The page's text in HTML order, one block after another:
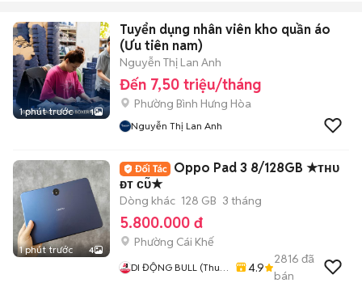
1 phút trước 1
Tuyển dụng nhân viên kho quần áo
(Ưu tiên nam)
Nguyễn Thị Lan Anh
Đến 7,50 triệu/tháng
Phường Bình Hưng Hòa
Nguyễn Thị Lan Anh
1 phút trước 4
Oppo Pad 3 8/128GB ★ᴛʜᴜ
ᴆᴛ ᴄᴜ̃★
Dòng khác 128 GB 3 tháng
5.800.000 đ
Phường Cái Khế
DI ĐỘNG BULL (Thu
4.9
2816 đã
bán